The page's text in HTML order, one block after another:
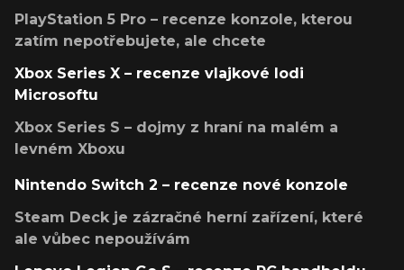
PlayStation 5 Pro – recenze konzole, kterou
zatím nepotřebujete, ale chcete
Xbox Series X – recenze vlajkové lodi
Microsoftu
Xbox Series S – dojmy z hraní na malém a
levném Xboxu
Nintendo Switch 2 – recenze nové konzole
Steam Deck je zázračné herní zařízení, které
ale vůbec nepoužívám